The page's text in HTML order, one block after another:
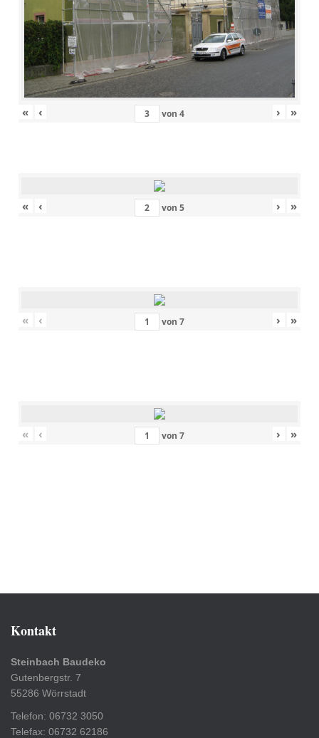
« ‹ von 4 › »
« ‹ von 5 › »
« ‹ von 7 › »
« ‹ von 7 › »
Kontakt
Steinbach Baudeko
Gutenbergstr. 7
55286 Wörrstadt
Telefon: 06732 3050
Telefax: 06732 62186